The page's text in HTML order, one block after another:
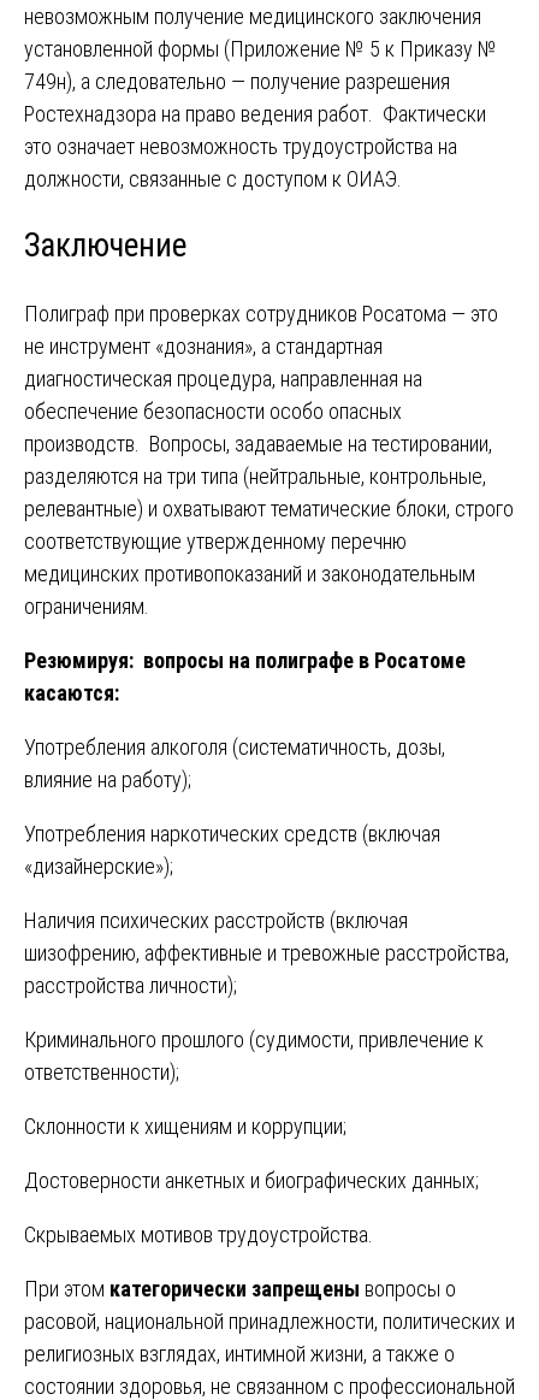
невозможным получение медицинского заключения
установленной формы (Приложение № 5 к Приказу №
749н), а следовательно — получение разрешения
Ростехнадзора на право ведения работ. Фактически
это означает невозможность трудоустройства на
должности, связанные с доступом к ОИАЭ.
Заключение
Полиграф при проверках сотрудников Росатома — это
не инструмент «дознания», а стандартная
диагностическая процедура, направленная на
обеспечение безопасности особо опасных
производств. Вопросы, задаваемые на тестировании,
разделяются на три типа (нейтральные, контрольные,
релевантные) и охватывают тематические блоки, строго
соответствующие утвержденному перечню
медицинских противопоказаний и законодательным
ограничениям.
Резюмируя: вопросы на полиграфе в Росатоме
касаются:
Употребления алкоголя (систематичность, дозы,
влияние на работу);
Употребления наркотических средств (включая
«дизайнерские»);
Наличия психических расстройств (включая
шизофрению, аффективные и тревожные расстройства,
расстройства личности);
Криминального прошлого (судимости, привлечение к
ответственности);
Склонности к хищениям и коррупции;
Достоверности анкетных и биографических данных;
Скрываемых мотивов трудоустройства.
При этом категорически запрещены вопросы о
расовой, национальной принадлежности, политических и
религиозных взглядах, интимной жизни, а также о
состоянии здоровья, не связанном с профессиональной